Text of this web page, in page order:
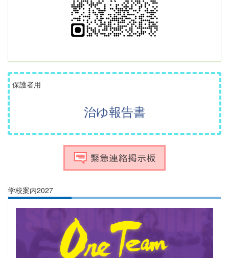
保護者用
治ゆ報告書
学校案内2027